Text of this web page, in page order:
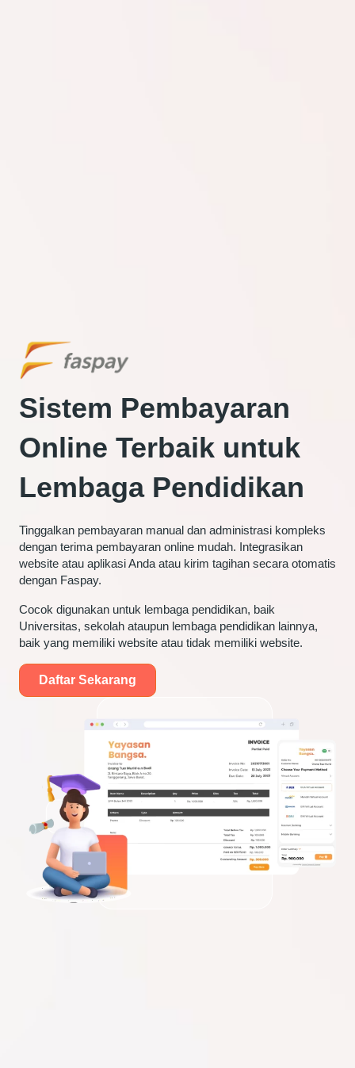
Sistem Pembayaran
Online Terbaik untuk
Lembaga Pendidikan
Tinggalkan pembayaran manual dan administrasi kompleks
dengan terima pembayaran online mudah. Integrasikan
website atau aplikasi Anda atau kirim tagihan secara otomatis
dengan Faspay.
Cocok digunakan untuk lembaga pendidikan, baik
Universitas, sekolah ataupun lembaga pendidikan lainnya,
baik yang memiliki website atau tidak memiliki website.
Daftar Sekarang